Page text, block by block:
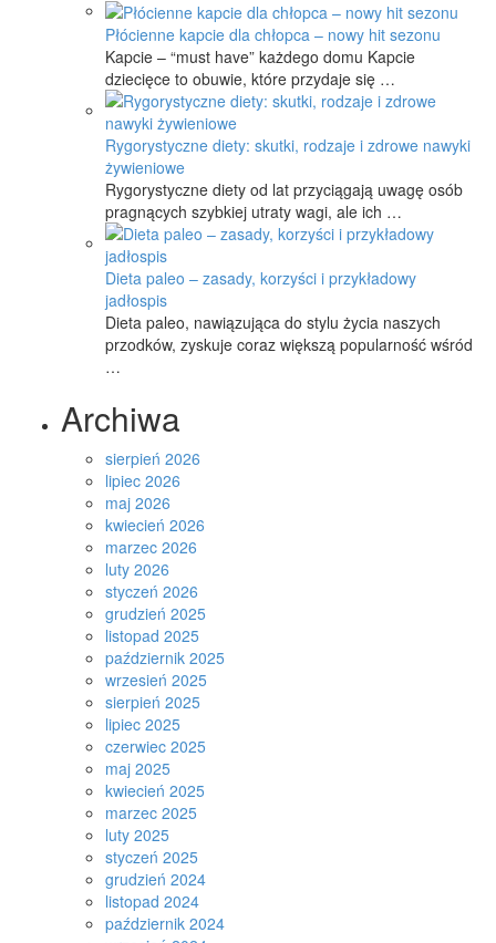
Płócienne kapcie dla chłopca – nowy hit sezonu
Kapcie – “must have” każdego domu Kapcie
dziecięce to obuwie, które przydaje się …
Rygorystyczne diety: skutki, rodzaje i zdrowe nawyki
żywieniowe
Rygorystyczne diety od lat przyciągają uwagę osób
pragnących szybkiej utraty wagi, ale ich …
Dieta paleo – zasady, korzyści i przykładowy
jadłospis
Dieta paleo, nawiązująca do stylu życia naszych
przodków, zyskuje coraz większą popularność wśród
…
Archiwa
sierpień 2026
lipiec 2026
maj 2026
kwiecień 2026
marzec 2026
luty 2026
styczeń 2026
grudzień 2025
listopad 2025
październik 2025
wrzesień 2025
sierpień 2025
lipiec 2025
czerwiec 2025
maj 2025
kwiecień 2025
marzec 2025
luty 2025
styczeń 2025
grudzień 2024
listopad 2024
październik 2024